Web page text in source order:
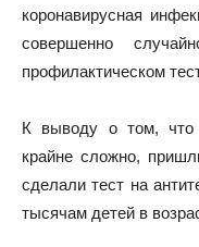
коронавирусная
совершенно
профилактическом
К выводу о том, что
крайне сложно,
сделали тест на
тысячам детей в